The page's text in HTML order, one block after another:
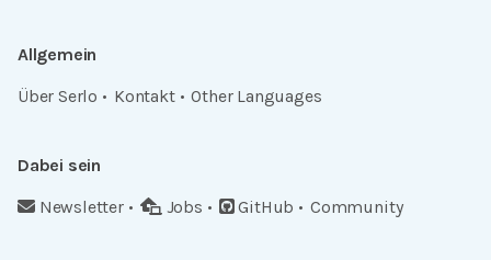
Allgemein
Über Serlo
Kontakt Other Languages
Dabei sein
Newsletter
Jobs GitHub Community